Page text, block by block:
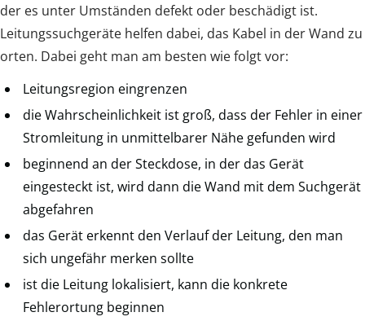
der es unter Umständen defekt oder beschädigt ist.
Leitungssuchgeräte helfen dabei, das Kabel in der Wand zu
orten. Dabei geht man am besten wie folgt vor:
Leitungsregion eingrenzen
die Wahrscheinlichkeit ist groß, dass der Fehler in einer
Stromleitung in unmittelbarer Nähe gefunden wird
beginnend an der Steckdose, in der das Gerät
eingesteckt ist, wird dann die Wand mit dem Suchgerät
abgefahren
das Gerät erkennt den Verlauf der Leitung, den man
sich ungefähr merken sollte
ist die Leitung lokalisiert, kann die konkrete
Fehlerortung beginnen